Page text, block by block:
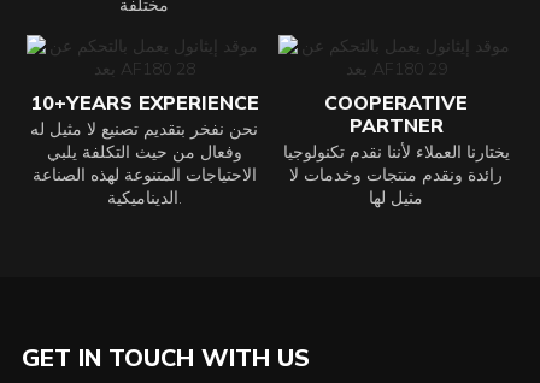
مختلفة
10+YEARS EXPERIENCE
نحن نفخر بتقديم تصنيع لا مثيل له
وفعال من حيث التكلفة يلبي
الاحتياجات المتنوعة لهذه الصناعة
COOPERATIVE
PARTNER
يختارنا العملاء لأننا نقدم تكنولوجيا
رائدة ونقدم منتجات وخدمات لا
مثيل لها
GET IN TOUCH WITH US